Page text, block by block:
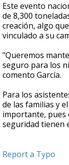
Este evento
de 8,300
creación, algo
vinculado a su
"Queremos
seguro para los
comento García.
Para los
de las familias y
importante, pues
seguridad tienen
Report a Typo